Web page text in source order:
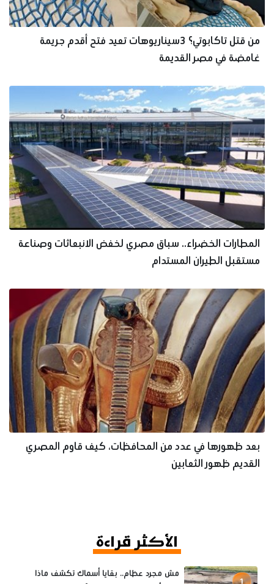
من قتل تاكابوتي؟ 3سيناريوهات تعيد فتح أقدم جريمة
غامضة في مصر القديمة
المطارات الخضراء.. سباق مصري لخفض الانبعاثات وصناعة
مستقبل الطيران المستدام
بعد ظهورها في عدد من المحافظات، كيف قاوم المصري
القديم ظهور الثعابين
الأكثر قراءة
1
مش مجرد عظام.. بقايا أسماك تكشف ماذا